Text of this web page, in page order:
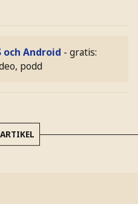
och Android - gratis:
podd